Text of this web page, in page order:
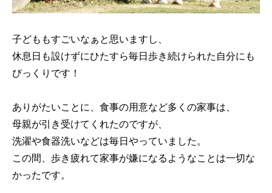
子どももすごいなぁと思いますし、
休息日も設けずにひたすら毎日歩き続けられた自分にも
びっくりです！
ありがたいことに、食事の用意など多くの家事は、
母親が引き受けてくれたのですが、
洗濯や食器洗いなどは毎日やっていました。
この間、歩き疲れて家事が嫌になるようなことは一切な
かったです。